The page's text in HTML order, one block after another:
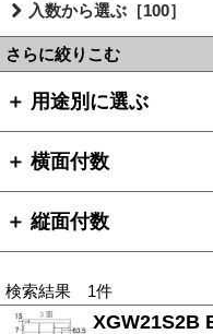
入数から選ぶ［100］
さらに絞りこむ
＋ 用途別に選ぶ
＋ 横面付数
＋ 縦面付数
検索結果 1件
XGW21S2B